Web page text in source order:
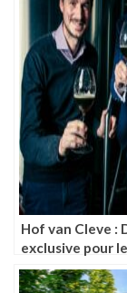
Hof van Cleve :
exclusive pour